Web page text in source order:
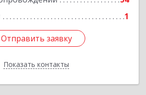
1
Отправить заявку
Показать контакты
Отправить заявку
Назад